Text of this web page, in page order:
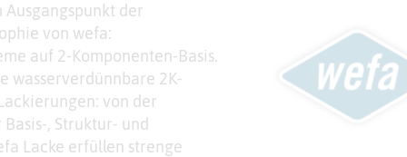
Ausgangspunkt der
von wefa:
auf 2-Komponenten-Basis.
wasserverdünnbare 2K-
von der
, Struktur- und
Lacke erfüllen strenge